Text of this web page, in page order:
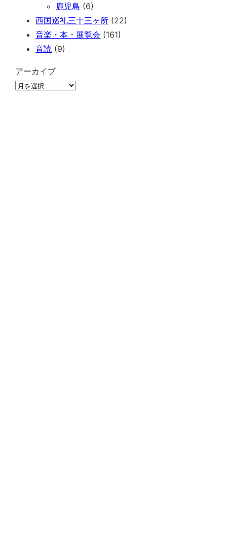
鹿児島 (6)
西国巡礼三十三ヶ所 (22)
音楽・本・展覧会 (161)
音読 (9)
アーカイブ